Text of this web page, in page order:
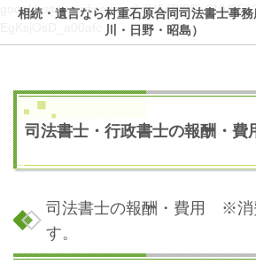
google-site-
相続・遺言なら村重石原合同司法書士事
川・日野・昭島）
司法書士・行政書士の報酬・費
司法書士の報酬・費用 ※消
す。